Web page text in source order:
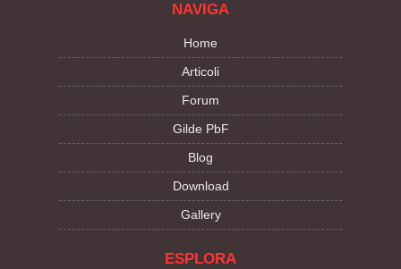
NAVIGA
Home
Articoli
Forum
Gilde PbF
Blog
Download
Gallery
ESPLORA